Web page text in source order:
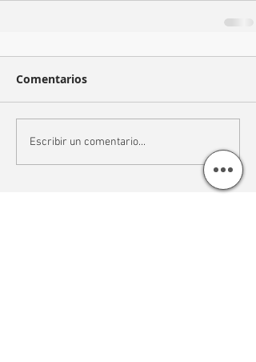
Comentarios
Escribir un comentario...